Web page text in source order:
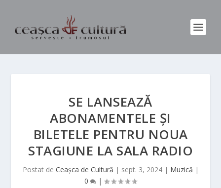
SE LANSEAZĂ
ABONAMENTELE ȘI
BILETELE PENTRU NOUA
STAGIUNE LA SALA RADIO
Postat de Ceașca de Cultură | sept. 3, 2024| Muzică |
0
|